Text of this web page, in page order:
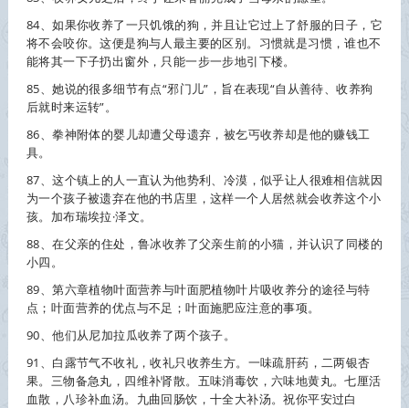
84、如果你收养了一只饥饿的狗，并且让它过上了舒服的日子，它
将不会咬你。这便是狗与人最主要的区别。习惯就是习惯，谁也不
能将其一下子扔出窗外，只能一步一步地引下楼。
85、她说的很多细节有点“邪门儿”，旨在表现“自从善待、收养狗
后就时来运转”。
86、拳神附体的婴儿却遭父母遗弃，被乞丐收养却是他的赚钱工
具。
87、这个镇上的人一直认为他势利、冷漠，似乎让人很难相信就因
为一个孩子被遗弃在他的书店里，这样一个人居然就会收养这个小
孩。加布瑞埃拉·泽文。
88、在父亲的住处，鲁冰收养了父亲生前的小猫，并认识了同楼的
小四。
89、第六章植物叶面营养与叶面肥植物叶片吸收养分的途径与特
点；叶面营养的优点与不足；叶面施肥应注意的事项。
90、他们从尼加拉瓜收养了两个孩子。
91、白露节气不收礼，收礼只收养生方。一味疏肝药，二两银杏
果。三物备急丸，四维补肾散。五味消毒饮，六味地黄丸。七厘活
血散，八珍补血汤。九曲回肠饮，十全大补汤。祝你平安过白